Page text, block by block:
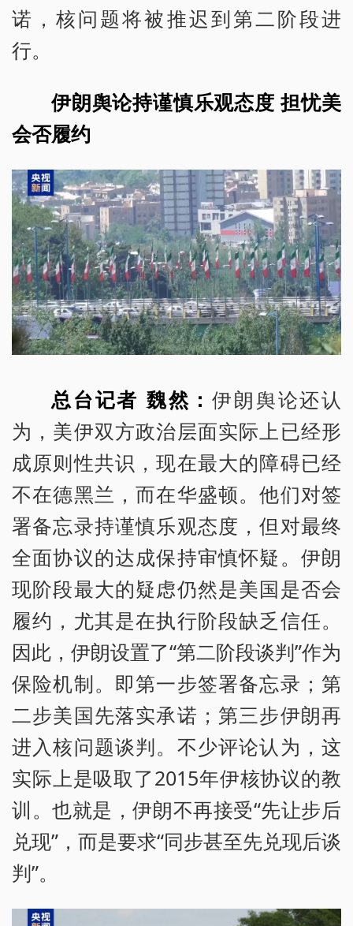
诺，核问题将被推迟到第二阶段进
行。
伊朗舆论持谨慎乐观态度 担忧美
会否履约
总台记者 魏然：伊朗舆论还认
为，美伊双方政治层面实际上已经形
成原则性共识，现在最大的障碍已经
不在德黑兰，而在华盛顿。他们对签
署备忘录持谨慎乐观态度，但对最终
全面协议的达成保持审慎怀疑。伊朗
现阶段最大的疑虑仍然是美国是否会
履约，尤其是在执行阶段缺乏信任。
因此，伊朗设置了“第二阶段谈判”作为
保险机制。即第一步签署备忘录；第
二步美国先落实承诺；第三步伊朗再
进入核问题谈判。不少评论认为，这
实际上是吸取了2015年伊核协议的教
训。也就是，伊朗不再接受“先让步后
兑现”，而是要求“同步甚至先兑现后谈
判”。